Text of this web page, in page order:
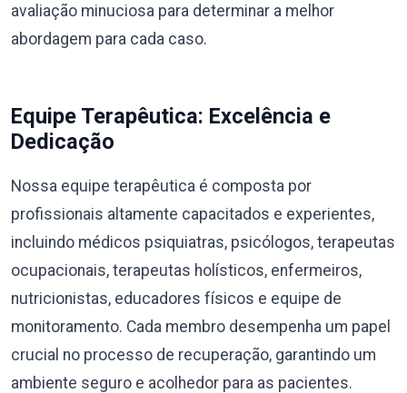
avaliação minuciosa para determinar a melhor
abordagem para cada caso.
Equipe Terapêutica: Excelência e
Dedicação
Nossa equipe terapêutica é composta por
profissionais altamente capacitados e experientes,
incluindo médicos psiquiatras, psicólogos, terapeutas
ocupacionais, terapeutas holísticos, enfermeiros,
nutricionistas, educadores físicos e equipe de
monitoramento. Cada membro desempenha um papel
crucial no processo de recuperação, garantindo um
ambiente seguro e acolhedor para as pacientes.